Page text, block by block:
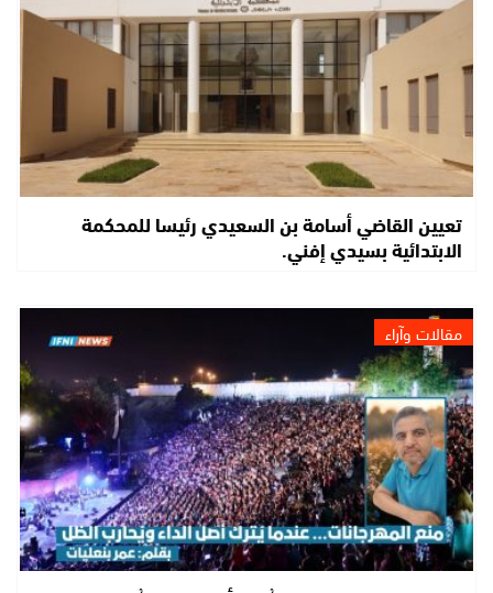
تعيين القاضي أسامة بن السعيدي رئيسا للمحكمة
الابتدائية بسيدي إفني.
مقالات وآراء